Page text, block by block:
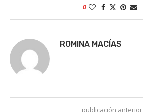
0
ROMINA MACÍAS
publicación anterior